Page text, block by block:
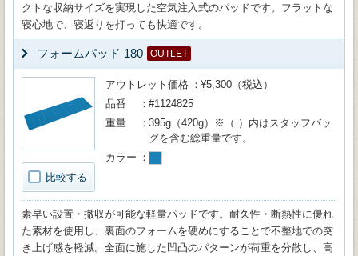
クトな収納サイズを実現した空気注入式のパッドです。フラットな
寝心地で、寝返りを打っても快適です。
フォームパッド 180 OUTLET
比較する
アウトレット価格
¥5,300（税込）
品番
#1124825
重量
395g（420g）※（ ）内はスタッフバッ
グを含む総重量です。
カラー
素早い設置・撤収が可能な軽量パッドです。耐久性・断熱性に優れ
た素材を使用し、裏面のフォームを硬めにすることで不整地での突
き上げ感を軽減。全面に施した凹凸のパターンが荷重を分散し、高